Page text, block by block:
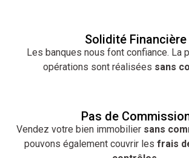
Solidité Financière
Les banques nous font confiance. La
opérations sont réalisées sans
Pas de
Vendez votre bien immobilier sans
pouvons également couvrir les frais